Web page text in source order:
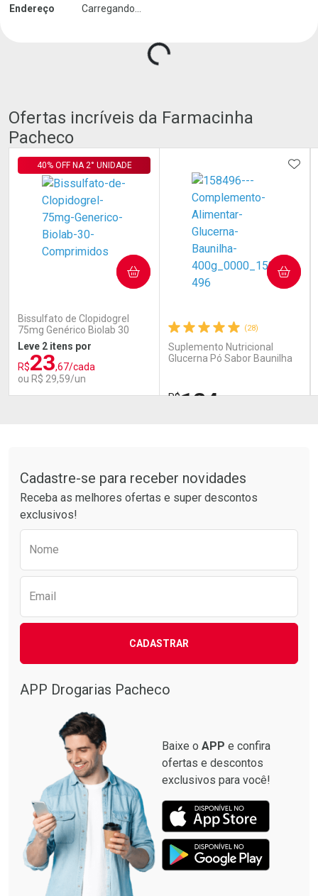
Endereço Carregando...
Carregando produtos do seller...
Ofertas incríveis da Farmacinha
Pacheco
Bissulfato de Clopidogrel
75mg Genérico Biolab 30
Comprimidos
40% OFF NA 2° UNIDADE
Leve 2 itens por
R$23,67/cada
ou R$ 29,59/un
COMPRAR
Por R$ 29,59/cada
Por R$ 29,59/cada
(28)
Suplemento Nutricional
Glucerna Pó Sabor Baunilha
R$124
COMPRAR
Por R$ 124,59/cada
Por R$ 124,59/cada
Cadastre-se para receber novidades
Receba as melhores ofertas e super descontos
exclusivos!
Nome
Email
CADASTRAR
APP Drogarias Pacheco
Baixe o APP e confira
ofertas e descontos
exclusivos para você!